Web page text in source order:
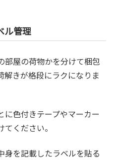
ル管理
部屋の荷物かを分けて梱包
解きが格段にラクになりま
色付きテープやマーカー
ください。
身を記載したラベルを貼る